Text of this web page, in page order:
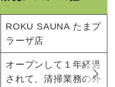
ROKU SAUNA たまプ
ラーザ店
オープンして１年経過
されて、清掃業務の外